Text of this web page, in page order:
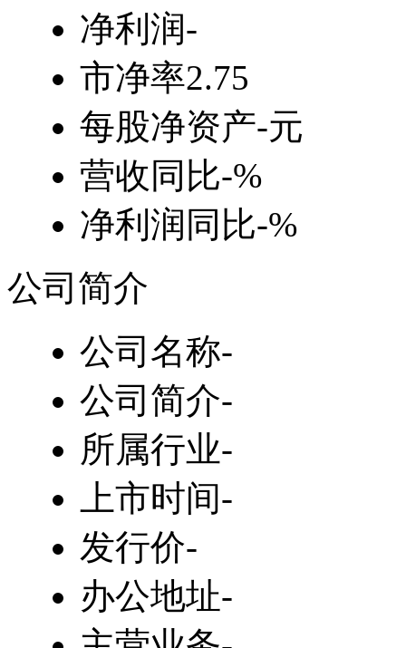
净利润-
市净率2.75
每股净资产-元
营收同比-%
净利润同比-%
公司简介
公司名称-
公司简介-
所属行业-
上市时间-
发行价-
办公地址-